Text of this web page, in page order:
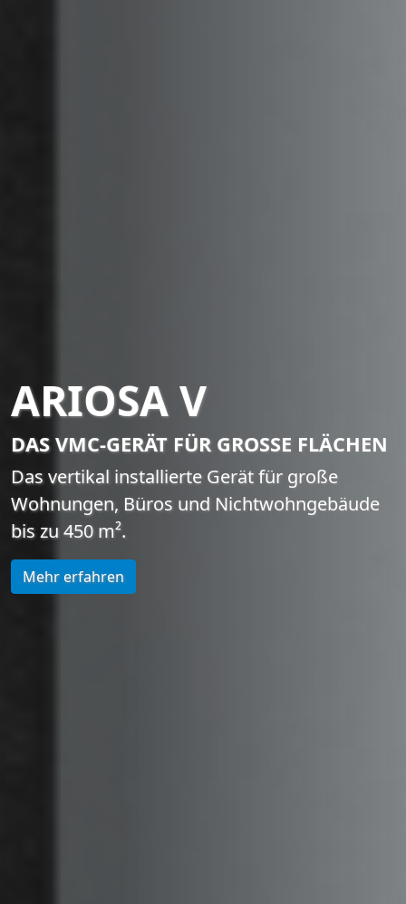
ARIOSA V
DAS VMC-GERÄT FÜR GROSSE FLÄCHEN
Das vertikal installierte Gerät für große
Wohnungen, Büros und Nichtwohngebäude
bis zu 450 m².
Mehr erfahren